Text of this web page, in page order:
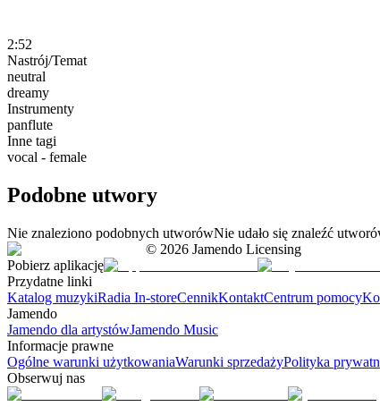
2:52
Nastrój/Temat
neutral
dreamy
Instrumenty
panflute
Inne tagi
vocal - female
Podobne utwory
Nie znaleziono podobnych utworówNie udało się znaleźć
© 2026 Jamendo Licensing
Pobierz aplikację
Przydatne linki
Katalog muzykiRadia In-storeCennikKontaktCentrum pomocy
Jamendo
Jamendo dla artystówJamendo Music
Informacje prawne
Ogólne warunki użytkowaniaWarunki sprzedażyPolityka
Obserwuj nas